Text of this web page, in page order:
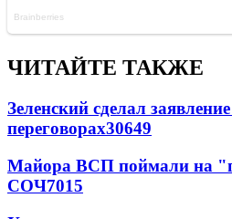
ЧИТАЙТЕ ТАКЖЕ
Зеленский сделал
переговорах30649
Майора ВСП поймали на
СОЧ7015